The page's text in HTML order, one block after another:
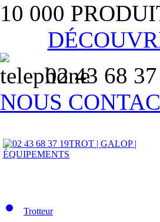
10 000
02 43 68
NOUS
TROT | GALOP |
ÉQUIPEMENTS
Trotteur